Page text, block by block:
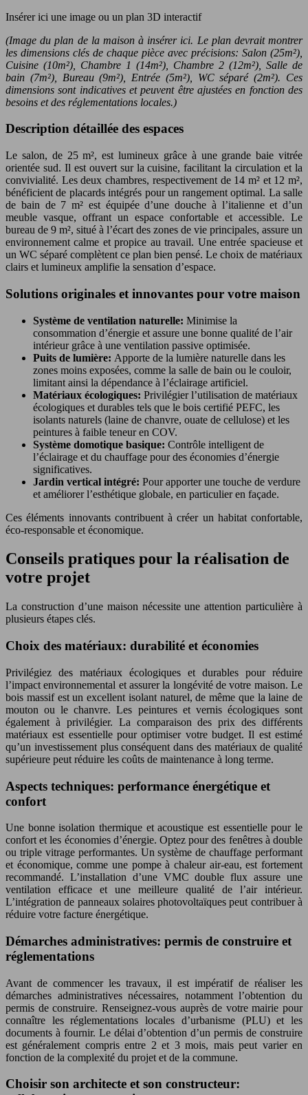
Insérer ici une image ou un plan 3D interactif
(Image du plan de la maison à insérer ici. Le plan devrait montrer
les dimensions clés de chaque pièce avec précisions: Salon (25m²),
Cuisine (10m²), Chambre 1 (14m²), Chambre 2 (12m²), Salle de
bain (7m²), Bureau (9m²), Entrée (5m²), WC séparé (2m²). Ces
dimensions sont indicatives et peuvent être ajustées en fonction des
besoins et des réglementations locales.)
Description détaillée des espaces
Le salon, de 25 m², est lumineux grâce à une grande baie vitrée
orientée sud. Il est ouvert sur la cuisine, facilitant la circulation et la
convivialité. Les deux chambres, respectivement de 14 m² et 12 m²,
bénéficient de placards intégrés pour un rangement optimal. La salle
de bain de 7 m² est équipée d’une douche à l’italienne et d’un
meuble vasque, offrant un espace confortable et accessible. Le
bureau de 9 m², situé à l’écart des zones de vie principales, assure un
environnement calme et propice au travail. Une entrée spacieuse et
un WC séparé complètent ce plan bien pensé. Le choix de matériaux
clairs et lumineux amplifie la sensation d’espace.
Solutions originales et innovantes pour votre maison
Système de ventilation naturelle: Minimise la
consommation d’énergie et assure une bonne qualité de l’air
intérieur grâce à une ventilation passive optimisée.
Puits de lumière: Apporte de la lumière naturelle dans les
zones moins exposées, comme la salle de bain ou le couloir,
limitant ainsi la dépendance à l’éclairage artificiel.
Matériaux écologiques: Privilégier l’utilisation de matériaux
écologiques et durables tels que le bois certifié PEFC, les
isolants naturels (laine de chanvre, ouate de cellulose) et les
peintures à faible teneur en COV.
Système domotique basique: Contrôle intelligent de
l’éclairage et du chauffage pour des économies d’énergie
significatives.
Jardin vertical intégré: Pour apporter une touche de verdure
et améliorer l’esthétique globale, en particulier en façade.
Ces éléments innovants contribuent à créer un habitat confortable,
éco-responsable et économique.
Conseils pratiques pour la réalisation de
votre projet
La construction d’une maison nécessite une attention particulière à
plusieurs étapes clés.
Choix des matériaux: durabilité et économies
Privilégiez des matériaux écologiques et durables pour réduire
l’impact environnemental et assurer la longévité de votre maison. Le
bois massif est un excellent isolant naturel, de même que la laine de
mouton ou le chanvre. Les peintures et vernis écologiques sont
également à privilégier. La comparaison des prix des différents
matériaux est essentielle pour optimiser votre budget. Il est estimé
qu’un investissement plus conséquent dans des matériaux de qualité
supérieure peut réduire les coûts de maintenance à long terme.
Aspects techniques: performance énergétique et
confort
Une bonne isolation thermique et acoustique est essentielle pour le
confort et les économies d’énergie. Optez pour des fenêtres à double
ou triple vitrage performantes. Un système de chauffage performant
et économique, comme une pompe à chaleur air-eau, est fortement
recommandé. L’installation d’une VMC double flux assure une
ventilation efficace et une meilleure qualité de l’air intérieur.
L’intégration de panneaux solaires photovoltaïques peut contribuer à
réduire votre facture énergétique.
Démarches administratives: permis de construire et
réglementations
Avant de commencer les travaux, il est impératif de réaliser les
démarches administratives nécessaires, notamment l’obtention du
permis de construire. Renseignez-vous auprès de votre mairie pour
connaître les réglementations locales d’urbanisme (PLU) et les
documents à fournir. Le délai d’obtention d’un permis de construire
est généralement compris entre 2 et 3 mois, mais peut varier en
fonction de la complexité du projet et de la commune.
Choisir son architecte et son constructeur: